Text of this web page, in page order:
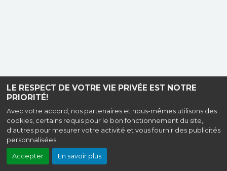
LE RESPECT DE VOTRE VIE PRIVÉE EST NOTRE
PRIORITÉ!
Avec votre accord, nos partenaires et nous-mêmes utilisons des
cookies, certains requis pour le bon fonctionnement du site,
d'autres pour mesurer votre activité et vous fournir des publicités
personnalisées.
Accepter En savoir plus